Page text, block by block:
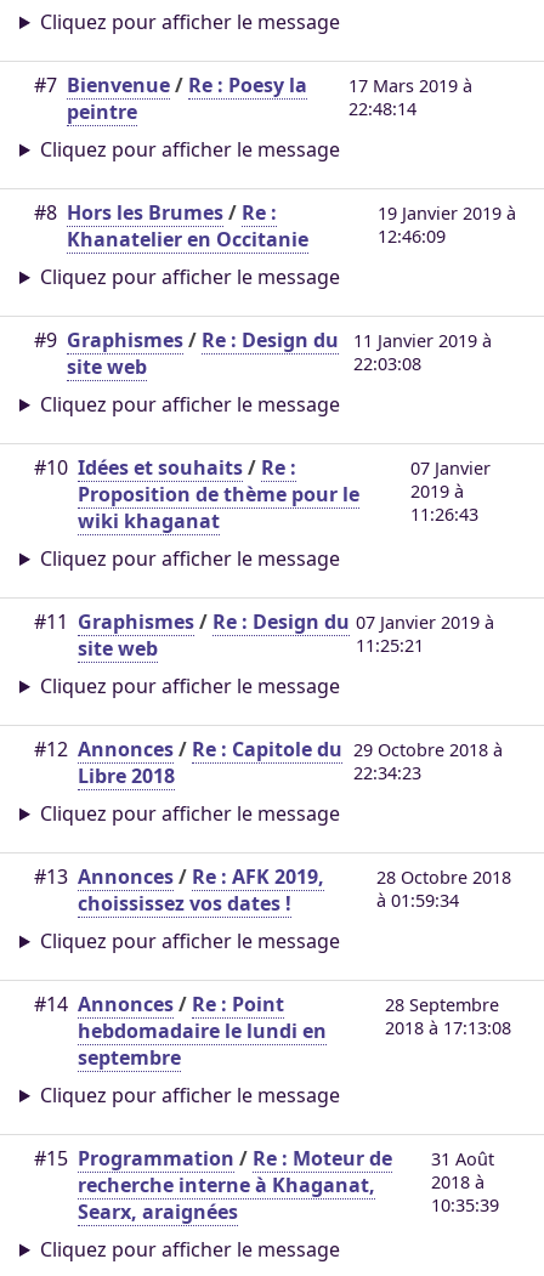
Cliquez pour afficher le message
#7 Bienvenue/ Re : Poesy la
peintre
17 Mars 2019 à
22:48:14
Cliquez pour afficher le message
#8 Hors les Brumes/ Re :
Khanatelier en Occitanie
19 Janvier 2019 à
12:46:09
Cliquez pour afficher le message
#9 Graphismes/ Re : Design du
site web
11 Janvier 2019 à
22:03:08
Cliquez pour afficher le message
#10 Idées et souhaits/ Re :
Proposition de thème pour le
wiki khaganat
07 Janvier
2019 à
11:26:43
Cliquez pour afficher le message
#11 Graphismes/ Re : Design du
site web
07 Janvier 2019 à
11:25:21
Cliquez pour afficher le message
#12 Annonces/ Re : Capitole du
Libre 2018
29 Octobre 2018 à
22:34:23
Cliquez pour afficher le message
#13 Annonces/ Re : AFK 2019,
choississez vos dates !
28 Octobre 2018
à 01:59:34
Cliquez pour afficher le message
#14 Annonces/ Re : Point
hebdomadaire le lundi en
septembre
28 Septembre
2018 à 17:13:08
Cliquez pour afficher le message
#15 Programmation / Re : Moteur de
recherche interne à Khaganat,
Searx, araignées
31 Août
2018 à
10:35:39
Cliquez pour afficher le message